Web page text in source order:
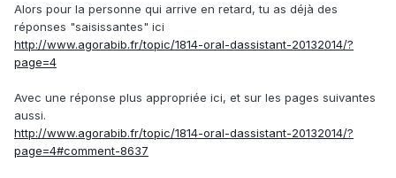
Alors pour la personne qui arrive en retard, tu as déjà des
réponses "saisissantes" ici
http://www.agorabib.fr/topic/1814-oral-dassistant-20132014/?
page=4
Avec une réponse plus appropriée ici, et sur les pages suivantes
aussi.
http://www.agorabib.fr/topic/1814-oral-dassistant-20132014/?
page=4#comment-8637